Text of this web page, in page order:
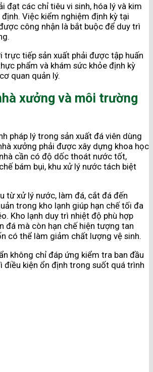
đạt các chỉ tiêu vi sinh, hóa lý và kim
Việc kiểm nghiệm định kỳ tại
công nhận là bắt buộc để duy trì
trực tiếp sản xuất phải được tập huấn
phẩm và khám sức khỏe định kỳ
quan quản lý.
xưởng và môi trường
pháp lý trong sản xuất đá viên dùng
xưởng phải được xây dựng khoa học
cần có độ dốc thoát nước tốt,
bám bụi, khu xử lý nước tách biệt
từ xử lý nước, làm đá, cắt đá đến
trong kho lạnh giúp hạn chế tối đa
Kho lạnh duy trì nhiệt độ phù hợp
đá mà còn hạn chế hiện tượng tan
có thể làm giảm chất lượng vệ sinh.
không chỉ đáp ứng kiểm tra ban đầu
điều kiện ổn định trong suốt quá trình